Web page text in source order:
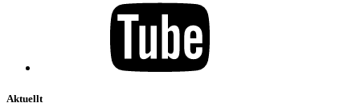
Aktuellt